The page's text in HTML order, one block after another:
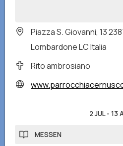
Piazza S. Giovanni, 13
Lombardone LC Italia
Rito ambrosiano
2 JUL- 13
MESSEN